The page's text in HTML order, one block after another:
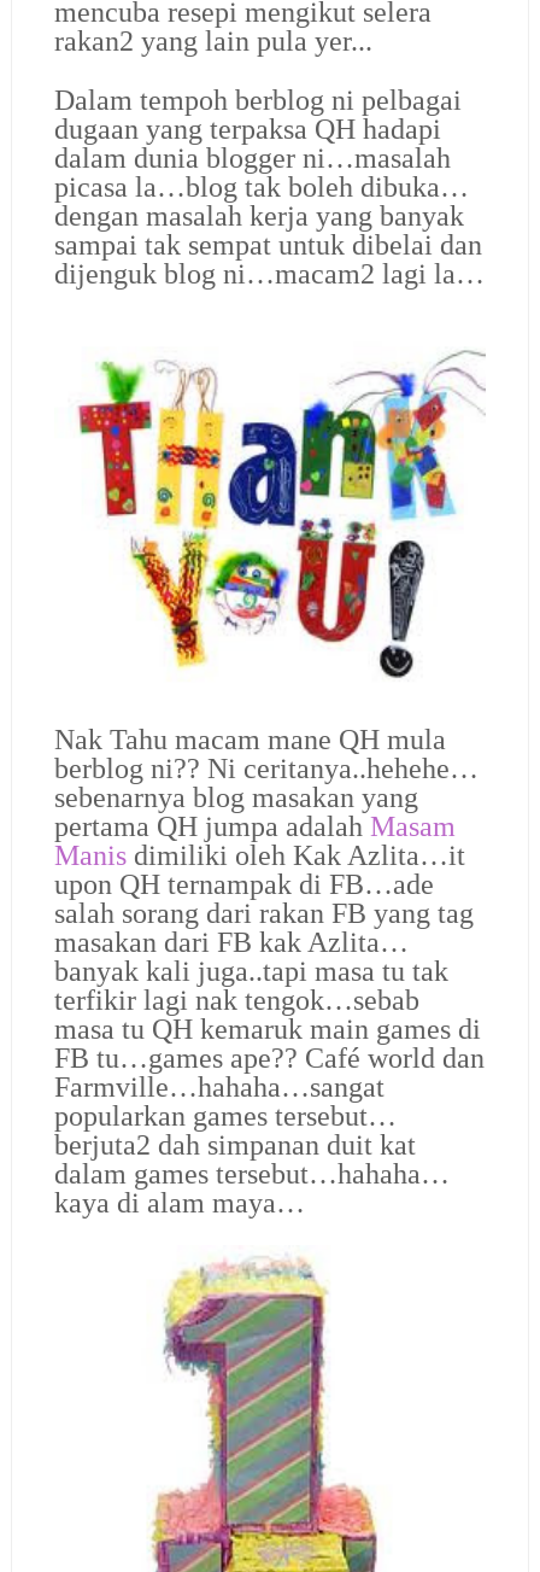
mencuba resepi mengikut selera
rakan2 yang lain pula yer...
Dalam tempoh berblog ni pelbagai
dugaan yang terpaksa QH hadapi
dalam dunia blogger ni…masalah
picasa la…blog tak boleh dibuka…
dengan masalah kerja yang banyak
sampai tak sempat untuk dibelai dan
dijenguk blog ni…macam2 lagi la…
Nak Tahu macam mane QH mula
berblog ni?? Ni ceritanya..hehehe…
sebenarnya blog masakan yang
pertama QH jumpa adalah Masam
Manisdimiliki oleh Kak Azlita…it
upon QH ternampak di FB…ade
salah sorang dari rakan FB yang tag
masakan dari FB kak Azlita…
banyak kali juga..tapi masa tu tak
terfikir lagi nak tengok…sebab
masa tu QH kemaruk main games di
FB tu…games ape?? Café world dan
Farmville…hahaha…sangat
popularkan games tersebut…
berjuta2 dah simpanan duit kat
dalam games tersebut…hahaha…
kaya di alam maya…